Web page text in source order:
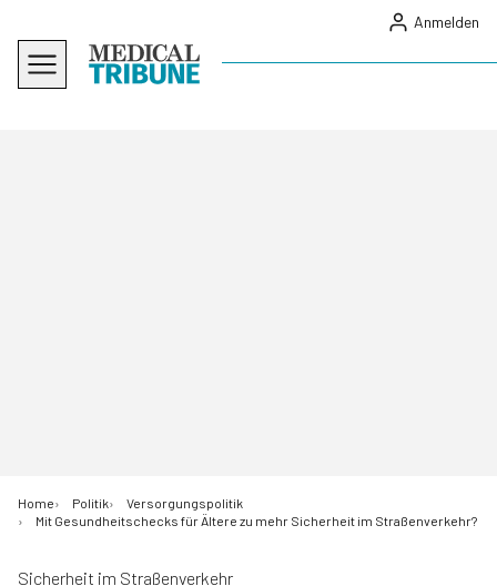
Anmelden
Home Politik
Versorgungspolitik
Mit Gesundheitschecks für Ältere zu mehr Sicherheit im Straßenverkehr?
Sicherheit im Straßenverkehr